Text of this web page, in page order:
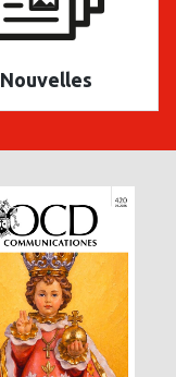
Nouvelles